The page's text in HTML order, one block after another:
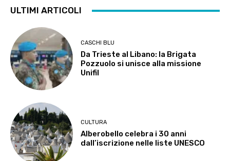
ULTIMI ARTICOLI
CASCHI BLU
Da Trieste al Libano: la Brigata
Pozzuolo si unisce alla missione
Unifil
CULTURA
Alberobello celebra i 30 anni
dall’iscrizione nelle liste UNESCO